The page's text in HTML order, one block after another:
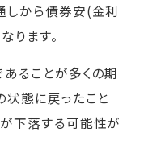
しから債券安(金利
ります。
ることが多くの期
状態に戻ったこと
下落する可能性が